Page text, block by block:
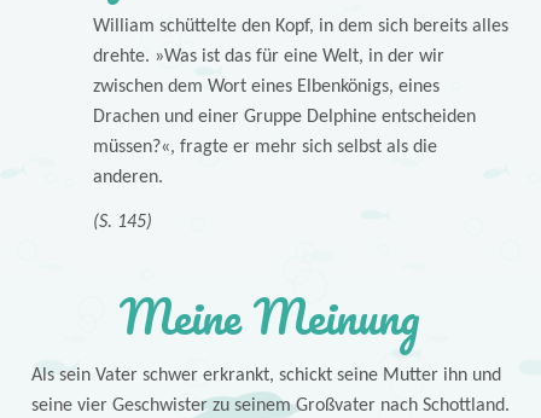
William schüttelte den Kopf, in dem sich bereits alles
drehte. »Was ist das für eine Welt, in der wir
zwischen dem Wort eines Elbenkönigs, eines
Drachen und einer Gruppe Delphine entscheiden
müssen?«, fragte er mehr sich selbst als die
anderen.
(S. 145)
Meine Meinung
Als sein Vater schwer erkrankt, schickt seine Mutter ihn und
seine vier Geschwister zu seinem Großvater nach Schottland.